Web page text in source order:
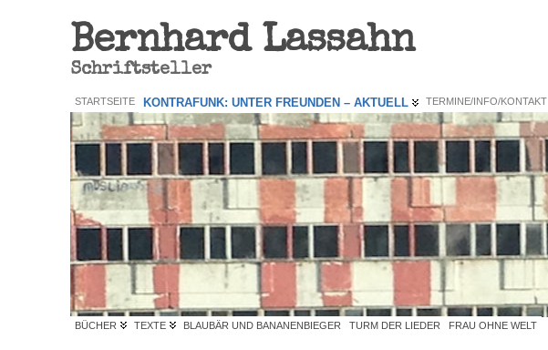
Bernhard Lassahn
Schriftsteller
STARTSEITE KONTRAFUNK: UNTER FREUNDEN – AKTUELL TERMINE/INFO/KONTAKT
BÜCHER TEXTE BLAUBÄR UND BANANENBIEGER TURM DER LIEDER FRAU OHNE WELT